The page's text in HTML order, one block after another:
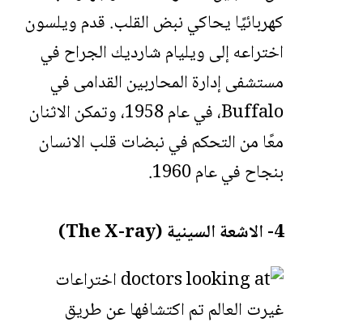
كهربائيًا يحاكي نبض القلب. قدم ويلسون
اختراعه إلى ويليام شارديك الجراح في
مستشفى إدارة المحاربين القدامى في
Buffalo، في عام 1958، وتمكن الاثنان
معًا من التحكم في نبضات قلب الانسان
بنجاح في عام 1960.
4- الاشعة السينية (The X-ray)